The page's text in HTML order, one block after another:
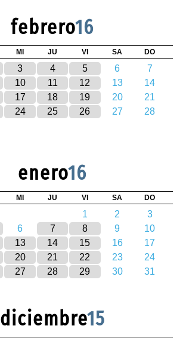
febrero16
MI JU VI SA DO
3 4 5 6
7
10 11 12 13
14
17 18 19 20
21
24 25 26 27
28
enero16
MI JU VI SA DO
1 2
3
6 7 8 9
10
13 14 15 16
17
20 21 22 23
24
27 28 29 30 31
diciembre15